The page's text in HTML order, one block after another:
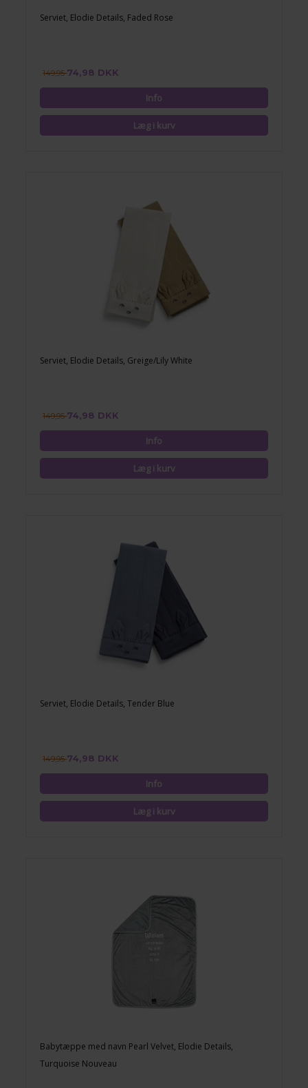
Serviet, Elodie Details, Faded Rose
149,9574,98 DKK
Serviet, Elodie Details, Greige/Lily White
149,9574,98 DKK
Serviet, Elodie Details, Tender Blue
149,9574,98 DKK
Babytæppe med navn Pearl Velvet, Elodie Details,
Turquoise Nouveau